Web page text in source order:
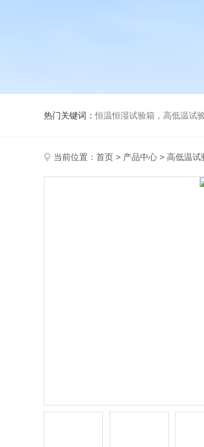
热门关键词：恒温恒湿试验箱，高低温试验箱
当前位置： 首页 > 产品中心 > 高低温试